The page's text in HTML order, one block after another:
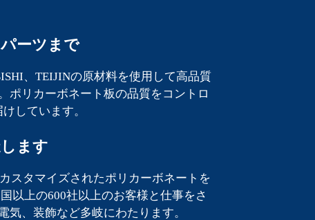
ーツまで
、TEIJINの原材料を使用して高品質
ポリカーボネート板の品質をコントロ
しています。
ます
スタマイズされたポリカーボネートを
以上の600社以上のお客様と仕事をさ
、装飾など多岐にわたります。